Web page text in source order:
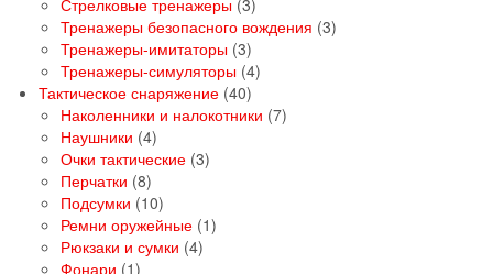
Стрелковые тренажеры 3
товара
Тренажеры безопасного вождения 33
Тренажеры-имитаторы 33
товара
Тренажеры-симуляторы 44
Тактическое снаряжение 4040
товаров
Наколенники и налокотники 77
Наушники 44
товара
Очки тактические 33
Перчатки 88
товаров
Подсумки 1010
товаров
Ремни оружейные 11
Рюкзаки и сумки 44
Фонари 11